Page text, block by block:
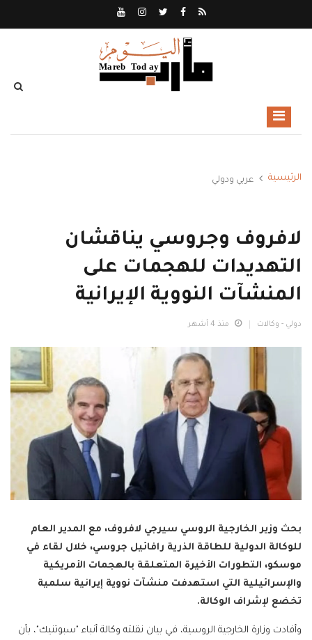
الرئيسية عربي ودولي
لافروف وجروسي يناقشان
التهديدات للهجمات على
المنشآت النووية الإيرانية
دولي - وكالات منذ 4 أشهر
بحث وزير الخارجية الروسي سيرجي لافروف، مع المدير العام
للوكالة الدولية للطاقة الذرية رافائيل جروسي، خلال لقاء في
موسكو، التطورات الأخيرة المتعلقة بالهجمات الأمريكية
والإسرائيلية التي استهدفت منشآت نووية إيرانية سلمية
تخضع لإشراف الوكالة.
وأفادت وزارة الخارجية الروسية، في بيان نقلته وكالة أنباء "سبوتنيك"، بأن